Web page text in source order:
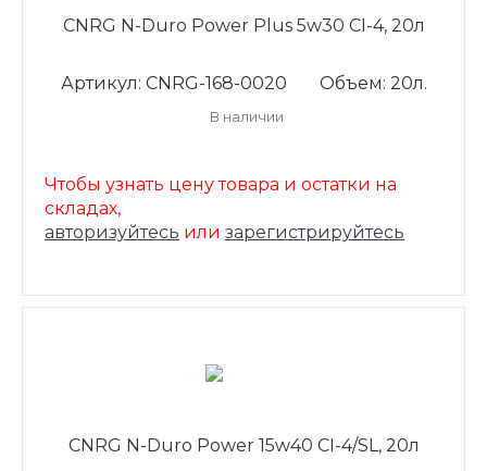
CNRG N-Duro Power Plus 5w30 CI-4, 20л
Артикул: CNRG-168-0020 Объем: 20л.
В наличии
Чтобы узнать цену товара и остатки на
складах,
авторизуйтесь или зарегистрируйтесь
CNRG N-Duro Power 15w40 CI-4/SL, 20л